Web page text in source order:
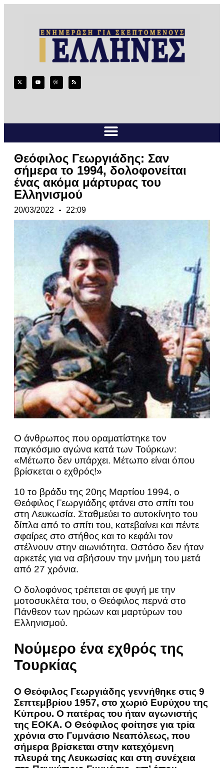
Θεόφιλος Γεωργιάδης: Σαν
σήμερα το 1994, δολοφονείται
ένας ακόμα μάρτυρας του
Ελληνισμού
20/03/2022 22:09
Ο άνθρωπος που οραματίστηκε τον
παγκόσμιο αγώνα κατά των Τούρκων:
«Μέτωπο δεν υπάρχει. Μέτωπο είναι όπου
βρίσκεται ο εχθρός!»
10 το βράδυ της 20ης Μαρτίου 1994, ο
Θεόφιλος Γεωργιάδης φτάνει στο σπίτι του
στη Λευκωσία. Σταθμεύει το αυτοκίνητο του
δίπλα από το σπίτι του, κατεβαίνει και πέντε
σφαίρες στο στήθος και το κεφάλι τον
στέλνουν στην αιωνιότητα. Ωστόσο δεν ήταν
αρκετές για να σβήσουν την μνήμη του μετά
από 27 χρόνια.
Ο δολοφόνος τρέπεται σε φυγή με την
μοτοσυκλέτα του, ο Θεόφιλος περνά στο
Πάνθεον των ηρώων και μαρτύρων του
Ελληνισμού.
Νούμερο ένα εχθρός της
Τουρκίας
Ο Θεόφιλος Γεωργιάδης γεννήθηκε στις 9
Σεπτεμβρίου 1957, στο χωριό Ευρύχου της
Κύπρου. Ο πατέρας του ήταν αγωνιστής
της ΕΟΚΑ. Ο Θεόφιλος φοίτησε για τρία
χρόνια στο Γυμνάσιο Νεαπόλεως, που
σήμερα βρίσκεται στην κατεχόμενη
πλευρά της Λευκωσίας και στη συνέχεια